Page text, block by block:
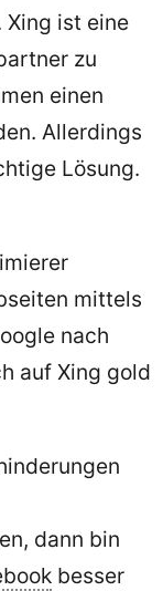
ist eine
zu
einen
Allerdings
Lösung.
mittels
nach
auf Xing gold
dann bin
besser